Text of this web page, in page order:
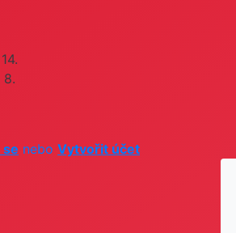
14.
8.
se nebo Vytvořit účet